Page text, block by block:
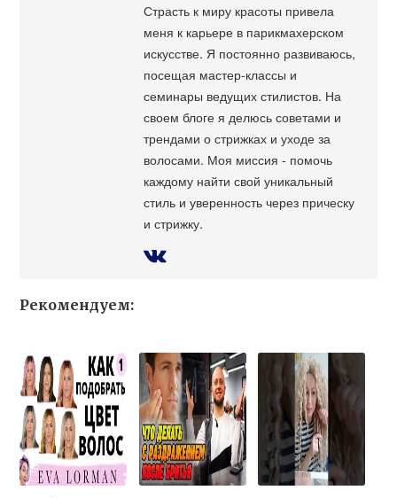
Страсть к миру красоты привела
меня к карьере в парикмахерском
искусстве. Я постоянно развиваюсь,
посещая мастер-классы и
семинары ведущих стилистов. На
своем блоге я делюсь советами и
трендами о стрижках и уходе за
волосами. Моя миссия - помочь
каждому найти свой уникальный
стиль и уверенность через прическу
и стрижку.
Рекомендуем: